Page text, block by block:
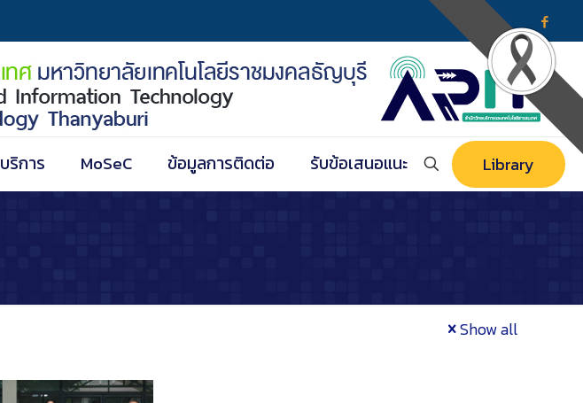
บริการ MoSeC ข้อมูลการติดต่อ รับข้อเสนอแนะ Library
Show all